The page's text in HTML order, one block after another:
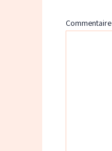
Commentaire